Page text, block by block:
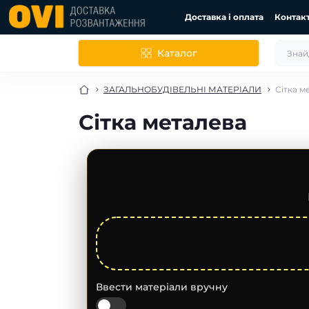
Доставка і оплата
Каталог
ЗАГАЛЬНОБУДІВЕЛЬНІ МАТЕРІАЛИ Сітка
Сітка металева
Ввести матеріали вручну